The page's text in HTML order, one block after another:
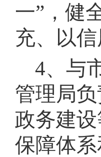
一”，健
充、以
4、与
管理局
政务建
保障体